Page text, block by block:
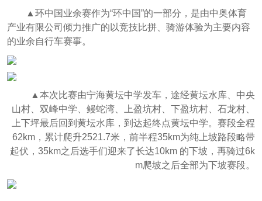
▲环中国业余赛作为“环中国”的一部分，是由中奥体育
产业有限公司倾力推广的以竞技比拼、骑游体验为主要内容
的业余自行车赛事。
▲本次比赛由宁海黄坛中学发车，途经黄坛水库、中央
山村、双峰中学、鳗蛇湾、上盈坑村、下盈坑村、石龙村、
上下坪最后回到黄坛水库，到达起终点黄坛中学。赛段全程
62km，累计爬升2521.7米，前半程35km为纯上坡路段略带
起伏，35km之后选手们迎来了长达10km 的下坡，再骑过6k
m爬坡之后全部为下坡赛段。